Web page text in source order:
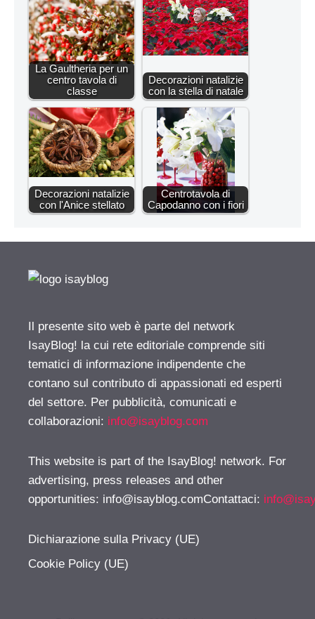
La Gaultheria per un
centro tavola di
classe
Decorazioni natalizie
con la stella di natale
Decorazioni natalizie
con l'Anice stellato
Centrotavola di
Capodanno con i fiori
Il presente sito web è parte del network
IsayBlog! la cui rete editoriale comprende siti
tematici di informazione indipendente che
contano sul contributo di appassionati ed esperti
del settore. Per pubblicità, comunicati e
collaborazioni: info@isayblog.com
This website is part of the IsayBlog! network. For
advertising, press releases and other
opportunities: info@isayblog.comContattaci:
Dichiarazione sulla Privacy (UE)
Cookie Policy (UE)